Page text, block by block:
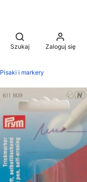
Otwórz wyszukiwarkę
Szukaj Zaloguj się
Pisaki i markery